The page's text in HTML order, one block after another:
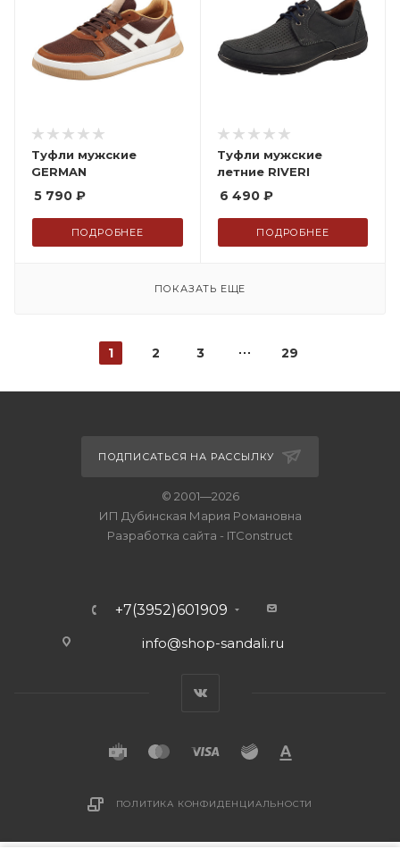
Туфли мужские
GERMAN
5 790 ₽
ПОДРОБНЕЕ
Туфли мужские
летние RIVERI
6 490₽
ПОДРОБНЕЕ
ПОКАЗАТЬ ЕЩЕ
1 2 3 29
ПОДПИСАТЬСЯ НА РАССЫЛКУ
© 2001—2026
ИП Дубинская Мария Романовна
Разработка сайта - ITConstruct
+7(3952)601909
info@shop-sandali.ru
ПОЛИТИКА КОНФИДЕНЦИАЛЬНОСТИ